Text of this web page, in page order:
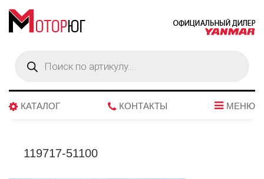
товаров
КАТАЛОГ КОНТАКТЫ МЕНЮ
119717-51100